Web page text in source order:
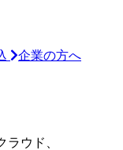
企業の方へ
ウド、